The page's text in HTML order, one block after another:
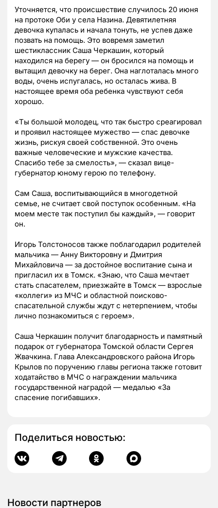
Уточняется, что происшествие случилось 20 июня
на протоке Оби у села Назина. Девятилетняя
девочка купалась и начала тонуть, не успев даже
позвать на помощь. Это вовремя заметил
шестиклассник Саша Черкашин, который
находился на берегу — он бросился на помощь и
вытащил девочку на берег. Она наглоталась много
воды, очень испугалась, но осталась жива. В
настоящее время оба ребенка чувствуют себя
хорошо.
«Ты большой молодец, что так быстро среагировал
и проявил настоящее мужество — спас девочке
жизнь, рискуя своей собственной. Это очень
важные человеческие и мужские качества.
Спасибо тебе за смелость», — сказал вице-
губернатор юному герою по телефону.
Сам Саша, воспитывающийся в многодетной
семье, не считает свой поступок особенным. «На
моем месте так поступил бы каждый», — говорит
он.
Игорь Толстоносов также поблагодарил родителей
мальчика — Анну Викторовну и Дмитрия
Михайловича — за достойное воспитание сына и
пригласил их в Томск. «Знаю, что Саша мечтает
стать спасателем, приезжайте в Томск — взрослые
«коллеги» из МЧС и областной поисково-
спасательной службы ждут с нетерпением, чтобы
лично познакомиться с героем».
Саша Черкашин получит благодарность и памятный
подарок от губернатора Томской области Сергея
Жвачкина. Глава Александровского района Игорь
Крылов по поручению главы региона также готовит
ходатайство в МЧС о награждении мальчика
государственной наградой — медалью «За
спасение погибавших».
Поделиться новостью:
Новости партнеров